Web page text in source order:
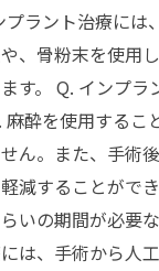
プラント治療には
、骨粉末を使用
す。 Q. インプラ
麻酔を使用するこ
ん。また、手術
減することがで
いの期間が必要
は、手術から人